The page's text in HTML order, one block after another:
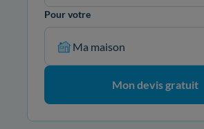
Pour votre
Ma maison
Mon devis gratuit